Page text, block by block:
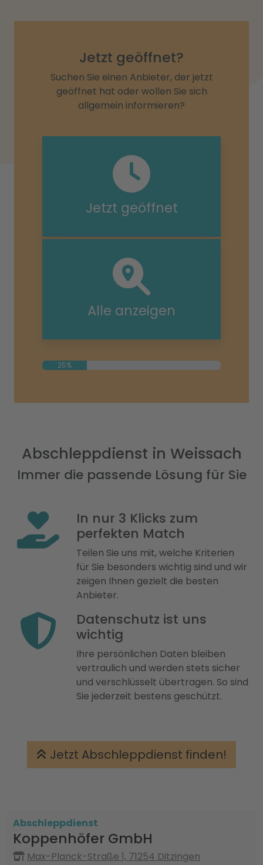
Jetzt geöffnet?
Suchen Sie einen Anbieter, der jetzt
geöffnet hat oder wollen Sie sich
allgemein informieren?
Jetzt geöffnet
Alle anzeigen
25%
Abschleppdienst in Weissach
Immer die passende Lösung für Sie
In nur 3 Klicks zum
perfekten Match
Teilen Sie uns mit, welche Kriterien
für Sie besonders wichtig sind und wir
zeigen Ihnen gezielt die besten
Anbieter.
Datenschutz ist uns
wichtig
Ihre persönlichen Daten bleiben
vertraulich und werden stets sicher
und verschlüsselt übertragen. So sind
Sie jederzeit bestens geschützt.
Jetzt Abschleppdienst finden!
Abschleppdienst
Koppenhöfer GmbH
Max-Planck-Straße 1, 71254 Ditzingen